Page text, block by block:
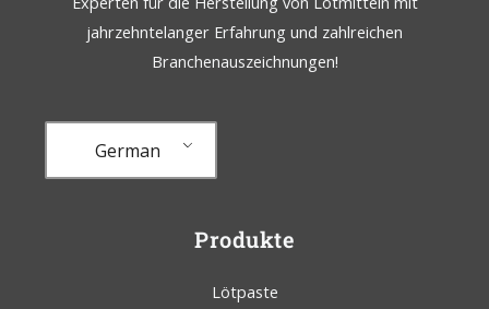
jahrzehntelanger Erfahrung und zahlreichen
Branchenauszeichnungen!
German
Produkte
Lötpaste